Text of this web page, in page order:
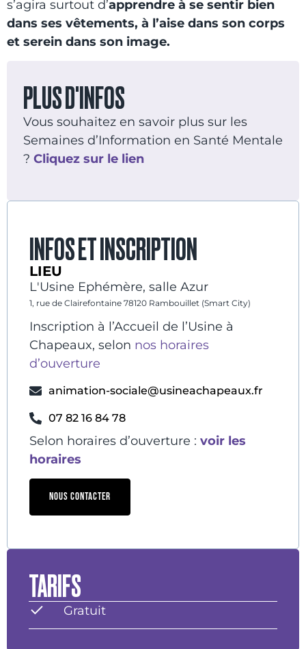
s’agira surtout d’apprendre à se sentir bien
dans ses vêtements, à l’aise dans son corps
et serein dans son image.
PLUS D'INFOS
Vous souhaitez en savoir plus sur les
Semaines d’Information en Santé Mentale
? Cliquez sur le lien
INFOS ET INSCRIPTION
LIEU
L'Usine Ephémère, salle Azur
1, rue de Clairefontaine 78120 Rambouillet (Smart City)
Inscription à l’Accueil de l’Usine à
Chapeaux, selon nos horaires
d’ouverture
animation-sociale@usineachapeaux.fr
07 82 16 84 78
Selon horaires d’ouverture : voir les
horaires
NOUS CONTACTER
TARIFS
Gratuit